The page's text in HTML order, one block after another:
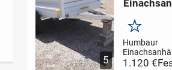
Schwenktür
Aufpreis
5
Merken
Humbaur
1.120 €